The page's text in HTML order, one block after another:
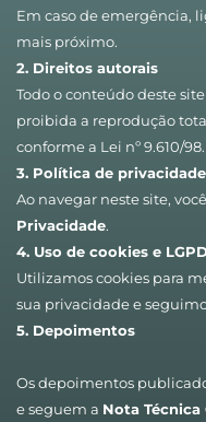
Em caso de emergência,
mais próximo.
2. Direitos autorais
Todo o conteúdo deste
proibida a reprodução
conforme a Lei nº 9.610/98.
3. Política de privacidade
Ao navegar neste site,
Privacidade.
4. Uso de cookies e
Utilizamos cookies para
sua privacidade e
5. Depoimentos
Os depoimentos
e seguem a Nota Técnica